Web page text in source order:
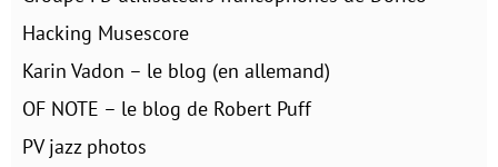
Hacking Musescore
Karin Vadon – le blog (en allemand)
OF NOTE – le blog de Robert Puff
PV jazz photos